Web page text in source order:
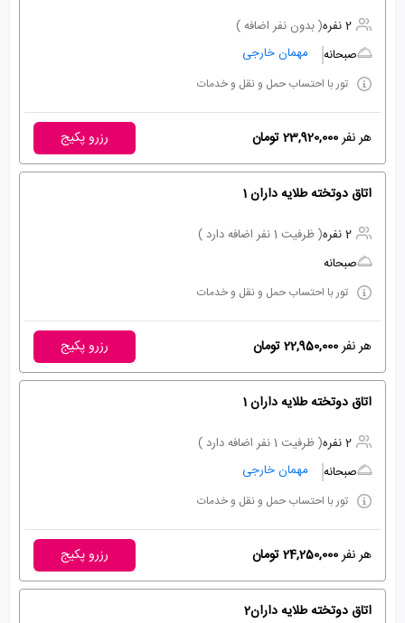
2 نفره
( بدون نفر اضافه )
صبحانه
مهمان خارجی
تور با احتساب حمل و نقل و خدمات
هر نفر23,920,000 تومان رزرو پکیج
اتاق دوتخته طلایه داران 1
2 نفره
( ظرفیت 1 نفر اضافه دارد )
صبحانه
تور با احتساب حمل و نقل و خدمات
هر نفر22,950,000 تومان رزرو پکیج
اتاق دوتخته طلایه داران 1
2 نفره
( ظرفیت 1 نفر اضافه دارد )
صبحانه
مهمان خارجی
تور با احتساب حمل و نقل و خدمات
هر نفر24,250,000 تومان رزرو پکیج
اتاق دوتخته طلایه داران2